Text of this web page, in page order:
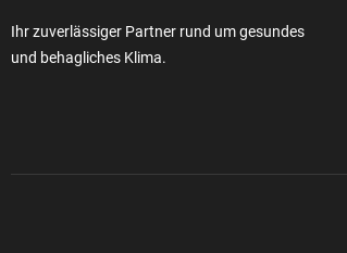
Ihr zuverlässiger Partner rund um gesundes
und behagliches Klima.